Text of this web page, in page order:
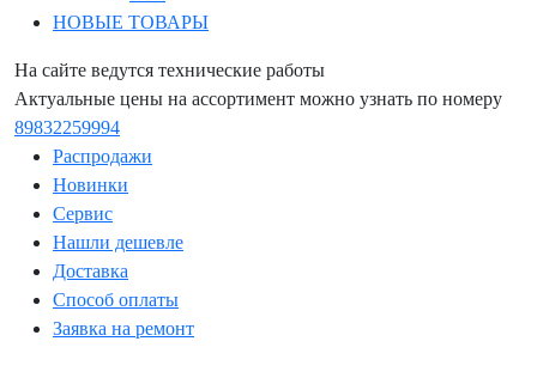
НОВЫЕ ТОВАРЫ
На сайте ведутся технические работы
Актуальные цены на ассортимент можно узнать по номеру
89832259994
Распродажи
Новинки
Сервис
Нашли дешевле
Доставка
Способ оплаты
Заявка на ремонт